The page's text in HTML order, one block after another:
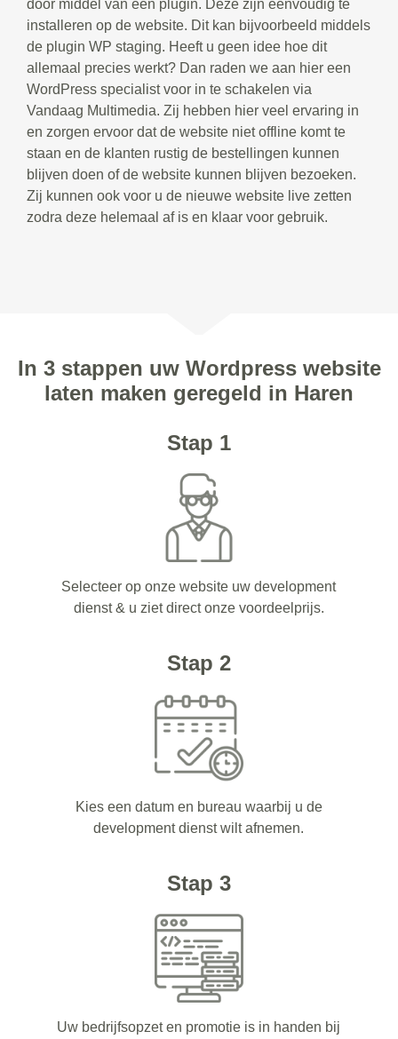
door middel van een plugin. Deze zijn eenvoudig te
installeren op de website. Dit kan bijvoorbeeld middels
de plugin WP staging. Heeft u geen idee hoe dit
allemaal precies werkt? Dan raden we aan hier een
WordPress specialist voor in te schakelen via
Vandaag Multimedia. Zij hebben hier veel ervaring in
en zorgen ervoor dat de website niet offline komt te
staan en de klanten rustig de bestellingen kunnen
blijven doen of de website kunnen blijven bezoeken.
Zij kunnen ook voor u de nieuwe website live zetten
zodra deze helemaal af is en klaar voor gebruik.
In 3 stappen uw Wordpress website
laten maken geregeld in Haren
Stap 1
Selecteer op onze website uw development
dienst & u ziet direct onze voordeelprijs.
Stap 2
Kies een datum en bureau waarbij u de
development dienst wilt afnemen.
Stap 3
Uw bedrijfsopzet en promotie is in handen bij